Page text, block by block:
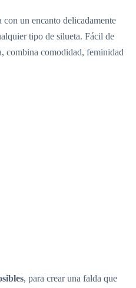
con un encanto delicadamente
tipo de silueta. Fácil de
combina comodidad, feminidad
, para crear una falda que